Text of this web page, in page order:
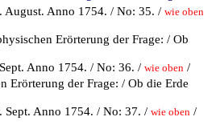
August. Anno 1754. / No: 35. / wie oben
Erörterung der Frage: / Ob
Anno 1754. / No: 36. / wie oben /
Erörterung der Frage: / Ob die Erde
Sept. Anno 1754. / No: 37. / wie oben /